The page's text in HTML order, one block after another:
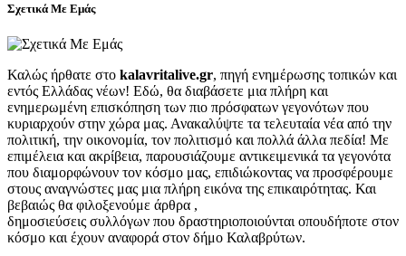
Σχετικά Με Εμάς
Καλώς ήρθατε στο kalavritalive.gr, πηγή ενημέρωσης τοπικών και
εντός Ελλάδας νέων! Εδώ, θα διαβάσετε μια πλήρη και
ενημερωμένη επισκόπηση των πιο πρόσφατων γεγονότων που
κυριαρχούν στην χώρα μας. Ανακαλύψτε τα τελευταία νέα από την
πολιτική, την οικονομία, τον πολιτισμό και πολλά άλλα πεδία! Με
επιμέλεια και ακρίβεια, παρουσιάζουμε αντικειμενικά τα γεγονότα
που διαμορφώνουν τον κόσμο μας, επιδιώκοντας να προσφέρουμε
στους αναγνώστες μας μια πλήρη εικόνα της επικαιρότητας. Και
βεβαιώς θα φιλοξενούμε άρθρα ,
δημοσιεύσεις συλλόγων που δραστηριοποιούνται οπουδήποτε στον
κόσμο και έχουν αναφορά στον δήμο Καλαβρύτων.